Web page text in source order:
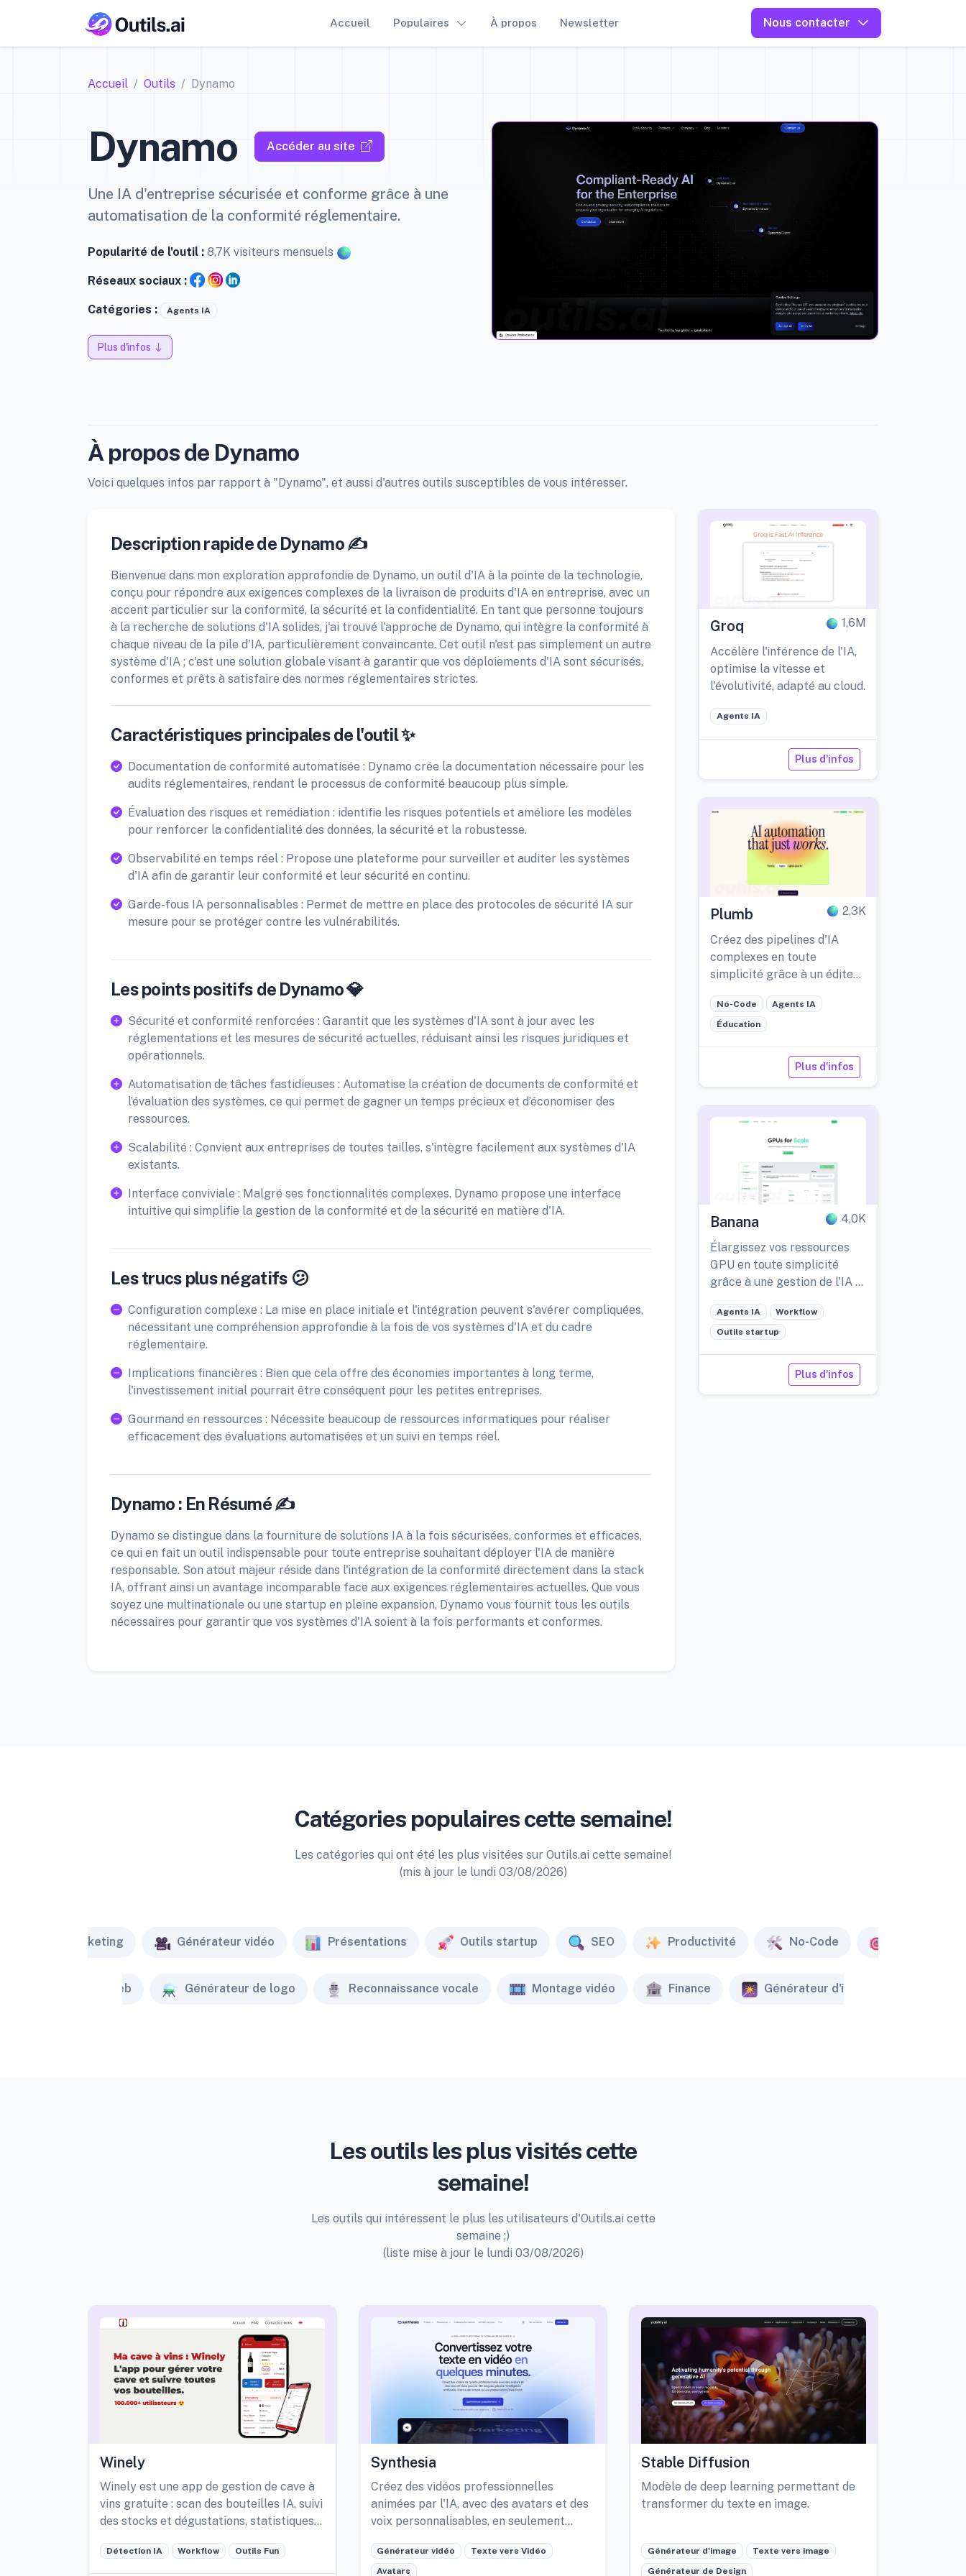
Accueil Populaires À propos Newsletter Nous contacter
Accueil Outils Dynamo
Dynamo Accéder au site
Une IA d'entreprise sécurisée et conforme grâce à une
automatisation de la conformité réglementaire.
Popularité de l'outil : 8,7K visiteurs mensuels
Réseaux sociaux :
Catégories : Agents IA
Plus d'infos
À propos de Dynamo
Voici quelques infos par rapport à "Dynamo", et aussi d'autres outils susceptibles de vous intéresser.
Description rapide de Dynamo ✍️
Bienvenue dans mon exploration approfondie de Dynamo, un outil d'IA à la pointe de la technologie,
conçu pour répondre aux exigences complexes de la livraison de produits d'IA en entreprise, avec un
accent particulier sur la conformité, la sécurité et la confidentialité. En tant que personne toujours
à la recherche de solutions d'IA solides, j'ai trouvé l'approche de Dynamo, qui intègre la conformité à
chaque niveau de la pile d'IA, particulièrement convaincante. Cet outil n'est pas simplement un autre
système d'IA ; c'est une solution globale visant à garantir que vos déploiements d'IA sont sécurisés,
conformes et prêts à satisfaire des normes réglementaires strictes.
Caractéristiques principales de l'outil ✨
Documentation de conformité automatisée : Dynamo crée la documentation nécessaire pour les
audits réglementaires, rendant le processus de conformité beaucoup plus simple.
Évaluation des risques et remédiation : identifie les risques potentiels et améliore les modèles
pour renforcer la confidentialité des données, la sécurité et la robustesse.
Observabilité en temps réel : Propose une plateforme pour surveiller et auditer les systèmes
d'IA afin de garantir leur conformité et leur sécurité en continu.
Garde-fous IA personnalisables : Permet de mettre en place des protocoles de sécurité IA sur
mesure pour se protéger contre les vulnérabilités.
Les points positifs de Dynamo 💎
Sécurité et conformité renforcées : Garantit que les systèmes d'IA sont à jour avec les
réglementations et les mesures de sécurité actuelles, réduisant ainsi les risques juridiques et
opérationnels.
Automatisation de tâches fastidieuses : Automatise la création de documents de conformité et
l’évaluation des systèmes, ce qui permet de gagner un temps précieux et d’économiser des
ressources.
Scalabilité : Convient aux entreprises de toutes tailles, s'intègre facilement aux systèmes d'IA
existants.
Interface conviviale : Malgré ses fonctionnalités complexes, Dynamo propose une interface
intuitive qui simplifie la gestion de la conformité et de la sécurité en matière d'IA.
Les trucs plus négatifs 😕
Configuration complexe : La mise en place initiale et l'intégration peuvent s'avérer compliquées,
nécessitant une compréhension approfondie à la fois de vos systèmes d'IA et du cadre
réglementaire.
Implications financières : Bien que cela offre des économies importantes à long terme,
l'investissement initial pourrait être conséquent pour les petites entreprises.
Gourmand en ressources : Nécessite beaucoup de ressources informatiques pour réaliser
efficacement des évaluations automatisées et un suivi en temps réel.
Dynamo : En Résumé ✍️
Dynamo se distingue dans la fourniture de solutions IA à la fois sécurisées, conformes et efficaces,
ce qui en fait un outil indispensable pour toute entreprise souhaitant déployer l'IA de manière
responsable. Son atout majeur réside dans l'intégration de la conformité directement dans la stack
IA, offrant ainsi un avantage incomparable face aux exigences réglementaires actuelles. Que vous
soyez une multinationale ou une startup en pleine expansion, Dynamo vous fournit tous les outils
nécessaires pour garantir que vos systèmes d'IA soient à la fois performants et conformes.
Groq 1,6M
Accélère l'inférence de l'IA,
optimise la vitesse et
l'évolutivité, adapté au cloud.
Agents IA
Plus d'infos
Plumb 2,3K
Créez des pipelines d'IA
complexes en toute
simplicité grâce à un éditeur
No-Code Agents IA
Éducation
Plus d'infos
Banana 4,0K
Élargissez vos ressources
GPU en toute simplicité
grâce à une gestion de l'IA à
efficace.
Agents IA Workflow
Outils startup
Plus d'infos
Catégories populaires cette semaine!
Les catégories qui ont été les plus visitées sur Outils.ai cette semaine!
(mis à jour le lundi 03/08/2026)
Marketing Générateur vidéo Présentations Outils startup SEO Productivité No-Code
Créateur de site web Générateur de logo Reconnaissance vocale Montage vidéo Finance Générateur d'image
Les outils les plus visités cette
semaine!
Les outils qui intéressent le plus les utilisateurs d'Outils.ai cette
semaine ;)
(liste mise à jour le lundi 03/08/2026)
Winely
Winely est une app de gestion de cave à
vins gratuite : scan des bouteilles IA, suivi
des stocks et dégustations, statistiques
Détection IA Workflow Outils Fun
Synthesia
Créez des vidéos professionnelles
animées par l'IA, avec des avatars et des
voix personnalisables, en seulement
Générateur vidéo Texte vers Vidéo
Avatars
Stable Diffusion
Modèle de deep learning permettant de
transformer du texte en image.
Générateur d'image Texte vers image
Générateur de Design